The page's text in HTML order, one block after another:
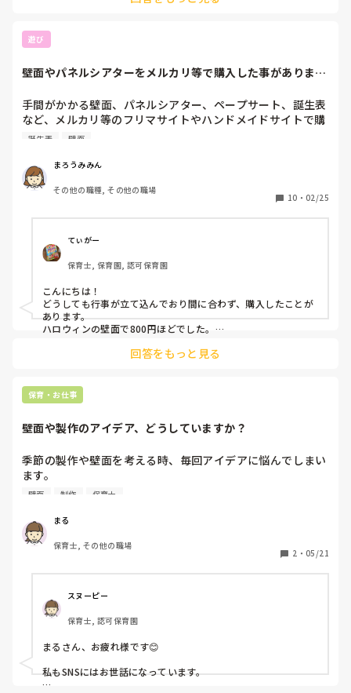
遊び
壁面やパネルシアターをメルカリ等で購入した事があります
手間がかかる壁面、パネルシアター、ペープサート、誕生表
など、メルカリ等のフリマサイトやハンドメイドサイトで購
入された事はありますか？
だったか教えてください。
また、クオリティはどうだったか、購入して良かったのかも
お願いします。
誕生表 壁面
まろうみみん
その他の職種, その他の職場
10 ・ 02/25
てぃがー
保育士, 保育園, 認可保育園
こんにちは！
どうしても行事が立て込んでおり間に合わず、購入したことが
あります。
ハロウィンの壁面で800円ほどでした。
状態ですし、ガタつきなどもなく上手でしたよ。
回答をもっと見る
保育・お仕事
壁面や製作のアイデア、どうしていますか？
季節の製作や壁面を考える時、毎回アイデアに悩んでしまい
ます。
SNSや他の園の写真などを参考にすることもあるのですが、
なと感じています。
“子ども主体”も意識したいと思いつつ、準備時間とのバラン
スもあり、毎年似たような内容になってしまうことがありま
みなさんは普段どのように製作や壁面のアイデアを考えてい
参考にしているものや、意識していることがあれば教えてい
ただきたいです。
壁面 制作 保育士
まる
保育士, その他の職場
2 ・ 05/21
スヌーピー
保育士, 認可保育園
まるさん、お疲れ様です😊
私もSNSにはお世話になっています。